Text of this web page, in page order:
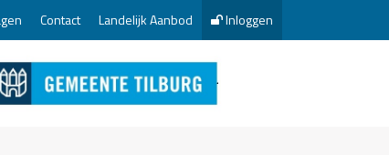
Contact Landelijk Aanbod Inloggen